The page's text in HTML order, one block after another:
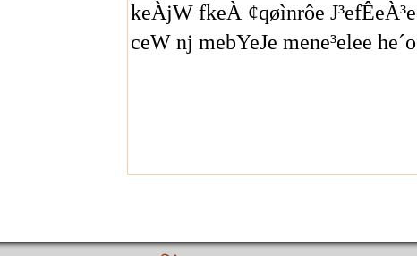
keÀjW fkeÀ ¢qøìnrôe
ceW nj mebYeJe mene³elee